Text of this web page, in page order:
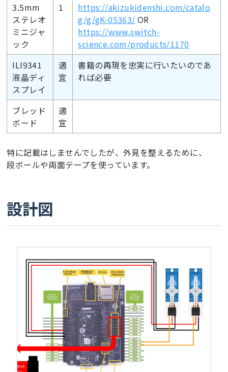
3.5mm
ステレオ
ミニジャ
ック
1
https://akizukidenshi.com/catalo
g/g/gK-05363/ OR
https://www.switch-
science.com/products/1170
ILI9341
液晶ディ
スプレイ
適
宜
書籍の再現を忠実に行いたいのであ
れば必要
ブレッド
ボード
適
宜
特に記載はしませんでしたが、外見を整えるために、
段ボールや両面テープを使っています。
設計図